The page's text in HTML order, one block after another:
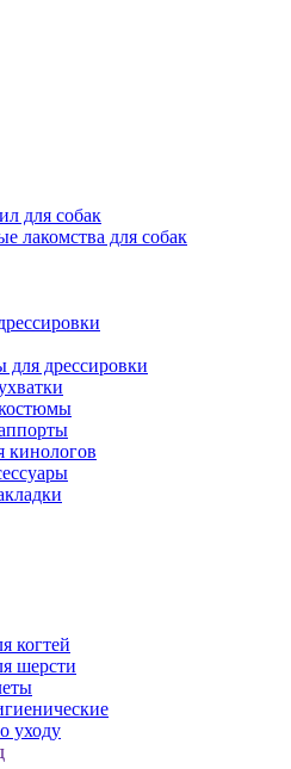
для собак
лакомства для собак
для дрессировки
кинологов
когтей
шерсти
уходу